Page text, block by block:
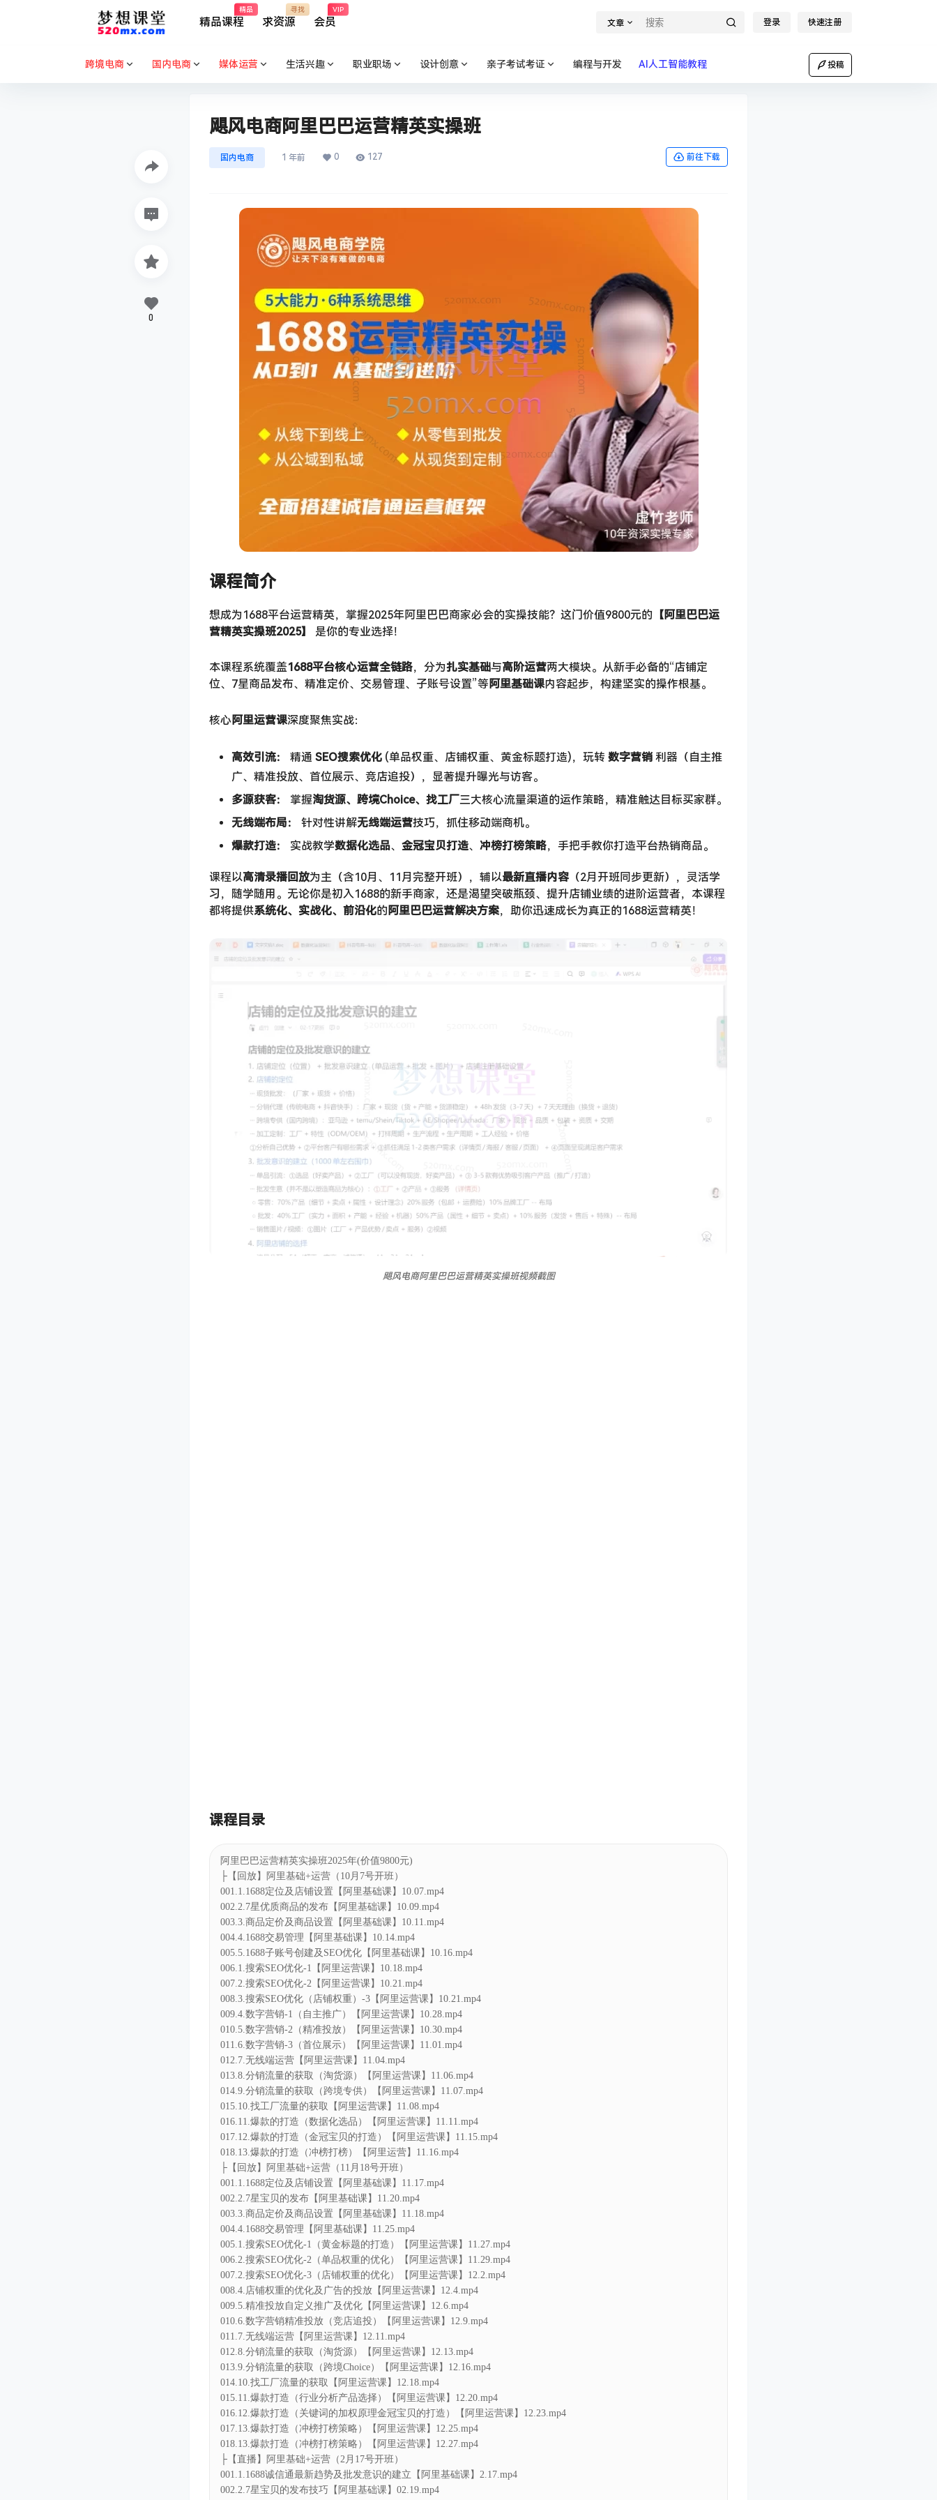
精品课程
精品
求资源
寻找
会员
VIP
文章 登录 快速注册
跨境电商 国内电商 媒体运营 生活兴趣 职业职场 设计创意 亲子考试考证 编程与开发 AI人工智能教程 投稿
飓风电商阿里巴巴运营精英实操班
国内电商 1 年前 0 127 前往下载
课程简介
想成为1688平台运营精英，掌握2025年阿里巴巴商家必会的实操技能？这门价值9800元的 ​【阿里巴巴运
营精英实操班2025】​
​ 是你的专业选择！
本课程系统覆盖1688平台核心运营全链路，分为扎实基础与高阶运营两大模块。从新手必备的“店铺定
位、7星商品发布、精准定价、交易管理、子账号设置”等 阿里基础课内容起步，构建坚实的操作根基。
核心 阿里运营课深度聚焦实战：
高效引流：​ ​ 精通 ​ SEO搜索优化 ​ (单品权重、店铺权重、黄金标题打造)，玩转 ​ 数字营销 ​ 利器（自主推
广、精准投放、首位展示、竞店追投），显著提升曝光与访客。
多源获客：​
​ 掌握淘货源、跨境Choice、找工厂三大核心流量渠道的运作策略，精准触达目标买家群。
无线端布局：​
​ 针对性讲解无线端运营技巧，抓住移动端商机。
爆款打造：​
​ 实战教学数据化选品、 金冠宝贝打造、 冲榜打榜策略，手把手教你打造平台热销商品。
课程以高清录播回放为主（含10月、11月完整开班），辅以最新直播内容 ​（2月开班同步更新），灵活学
习，随学随用。无论你是初入1688的新手商家，还是渴望突破瓶颈、提升店铺业绩的进阶运营者，本课程
都将提供系统化、实战化、前沿化的 阿里巴巴运营解决方案，助你迅速成长为真正的1688运营精英！
飓风电商阿里巴巴运营精英实操班视频截图
001.1.1688定位及店铺设置【阿里基础课】10.07.mp4
004.4.1688交易管理【阿里基础课】10.14.mp4
005.5.1688子账号创建及SEO优化【阿里基础课】10.16.mp4
006.1.搜索SEO优化-1【阿里运营课】10.18.mp4
007.2.搜索SEO优化-2【阿里运营课】10.21.mp4
008.3.搜索SEO优化（店铺权重）-3【阿里运营课】10.21.mp4
009.4.数字营销-1（自主推广）【阿里运营课】10.28.mp4
010.5.数字营销-2（精准投放）【阿里运营课】10.30.mp4
011.6.数字营销-3（首位展示）【阿里运营课】11.01.mp4
012.7.无线端运营【阿里运营课】11.04.mp4
013.8.分销流量的获取（淘货源）【阿里运营课】11.06.mp4
014.9.分销流量的获取（跨境专供）【阿里运营课】11.07.mp4
015.10.找工厂流量的获取【阿里运营课】11.08.mp4
016.11.爆款的打造（数据化选品）【阿里运营课】11.11.mp4
017.12.爆款的打造（金冠宝贝的打造）【阿里运营课】11.15.mp4
018.13.爆款的打造（冲榜打榜）【阿里运营】11.16.mp4
├【回放】阿里基础+运营（11月18号开班）
001.1.1688定位及店铺设置【阿里基础课】11.17.mp4
002.2.7星宝贝的发布【阿里基础课】11.20.mp4
003.3.商品定价及商品设置【阿里基础课】11.18.mp4
004.4.1688交易管理【阿里基础课】11.25.mp4
005.1.搜索SEO优化-1（黄金标题的打造）【阿里运营课】11.27.mp4
006.2.搜索SEO优化-2（单品权重的优化）【阿里运营课】11.29.mp4
007.2.搜索SEO优化-3（店铺权重的优化）【阿里运营课】12.2.mp4
008.4.店铺权重的优化及广告的投放【阿里运营课】12.4.mp4
009.5.精准投放自定义推广及优化【阿里运营课】12.6.mp4
010.6.数字营销精准投放（竞店追投）【阿里运营课】12.9.mp4
011.7.无线端运营【阿里运营课】12.11.mp4
012.8.分销流量的获取（淘货源）【阿里运营课】12.13.mp4
013.9.分销流量的获取（跨境Choice）【阿里运营课】12.16.mp4
014.10.找工厂流量的获取【阿里运营课】12.18.mp4
015.11.爆款打造（行业分析产品选择）【阿里运营课】12.20.mp4
016.12.爆款打造（关键词的加权原理金冠宝贝的打造）【阿里运营课】12.23.mp4
017.13.爆款打造（冲榜打榜策略）【阿里运营课】12.25.mp4
018.13.爆款打造（冲榜打榜策略）【阿里运营课】12.27.mp4
├【直播】阿里基础+运营（2月17号开班）
001.1.1688诚信通最新趋势及批发意识的建立【阿里基础课】2.17.mp4
002.2.7星宝贝的发布技巧【阿里基础课】02.19.mp4
003.3.商品定价及商品设置【阿里基础课】2.21.mp4
004.4.1688交易管理【阿里基础课】2.24.mp4
005.5.1688子账号创建及SEO优化【阿里基础课】2.26.mp4
006.1.搜索SEO优化（单品权重）【阿里运营课】2.28.mp4
0